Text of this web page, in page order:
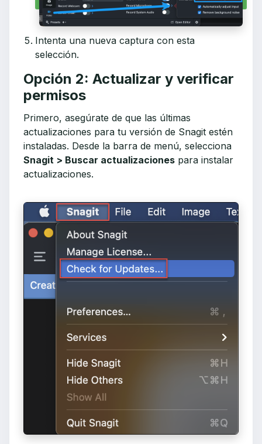
Intenta una nueva captura con esta
selección.
Opción 2: Actualizar y verificar
permisos
Primero, asegúrate de que las últimas
actualizaciones para tu versión de Snagit estén
instaladas. Desde la barra de menú, selecciona
Snagit > Buscar actualizaciones para instalar
actualizaciones.